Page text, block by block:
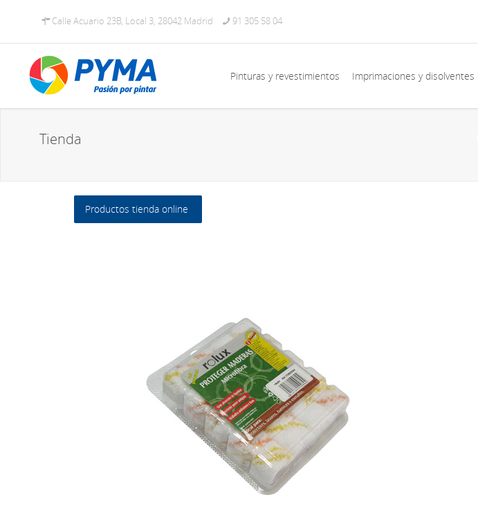
Calle Acuario 23B, Local 3, 28042 Madrid 91 305 58 04
Pinturas y revestimientos Imprimaciones y disolventes
Tienda
Productos tienda online